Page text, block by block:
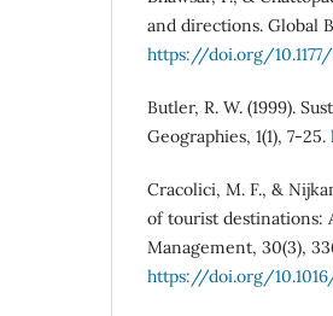
and directions. Global
https://doi.org/10.1177/
Butler, R. W. (1999).
Geographies, 1(1), 7-25.
Cracolici, M. F., &
of tourist destinations:
Management, 30(3),
https://doi.org/